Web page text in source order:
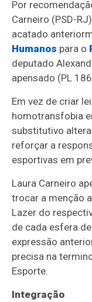
Por
Carneiro (PSD-
acatado
Humanos para o
deputado
apensado (PL
Em vez de criar
homotransfobia
substitutivo
reforçar a
esportivas em
Laura Carneiro
trocar a menção
Lazer do
de cada esfera
expressão
precisa na
Esporte.
Integração